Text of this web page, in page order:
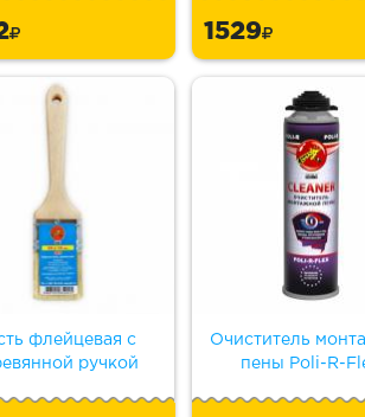
1529
флейцевая с
ручкой
Очиститель
пены Poli-R-